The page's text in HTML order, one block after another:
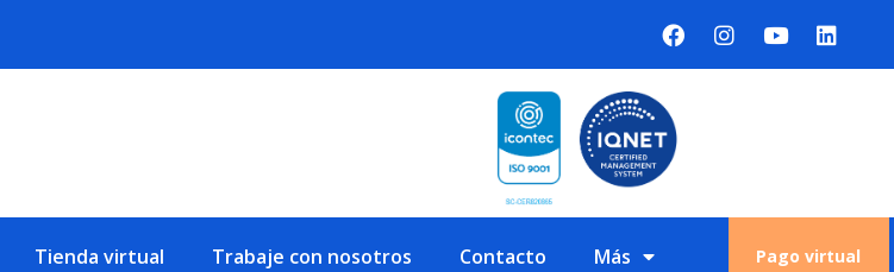
Tienda virtual Trabaje con nosotros Contacto Más Pago virtual